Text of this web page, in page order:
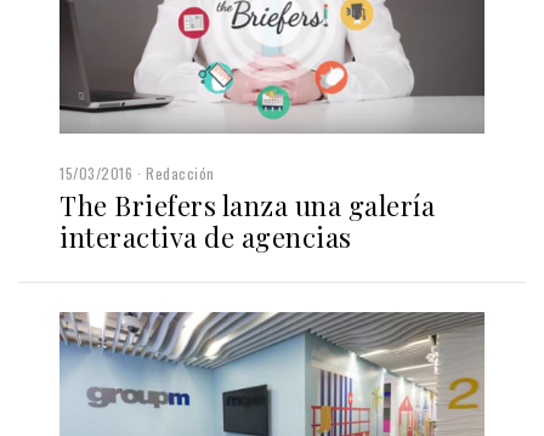
15/03/2016 Redacción
The Briefers lanza una galería
interactiva de agencias